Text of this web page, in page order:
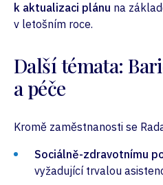
k aktualizaci plánu na
v letošním roce.
Další témata:
a péče
Kromě zaměstnanosti se
Sociálně-zdravotnímu
vyžadující trvalou